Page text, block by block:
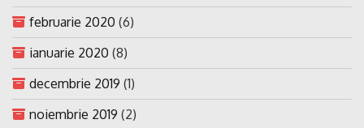
februarie 2020 (6)
ianuarie 2020 (8)
decembrie 2019 (1)
noiembrie 2019 (2)